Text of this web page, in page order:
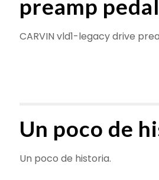
preamp pedal
CARVIN vld1-legacy drive
Un poco de
Un poco de historia.